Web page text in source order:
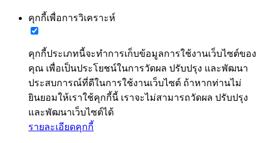
คุกกี้เพื่อการวิเคราะห์
คุกกี้ประเภทนี้จะทำการเก็บข้อมูลการใช้งานเว็บไซต์ของ
คุณ เพื่อเป็นประโยชน์ในการวัดผล ปรับปรุง และพัฒนา
ประสบการณ์ที่ดีในการใช้งานเว็บไซต์ ถ้าหากท่านไม่
ยินยอมให้เราใช้คุกกี้นี้ เราจะไม่สามารถวัดผล ปรับปรุง
และพัฒนาเว็บไซต์ได้
รายละเอียดคุกกี้